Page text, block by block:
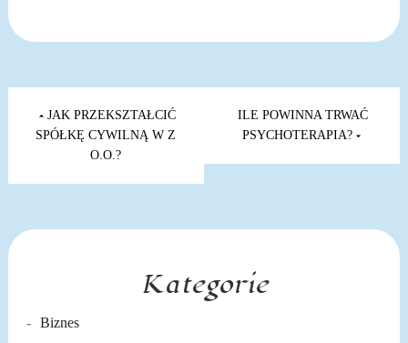
Nawigacja
wpisu
JAK PRZEKSZTAŁCIĆ
SPÓŁKĘ CYWILNĄ W Z
O.O.?
ILE POWINNA TRWAĆ
PSYCHOTERAPIA?
Kategorie
Biznes